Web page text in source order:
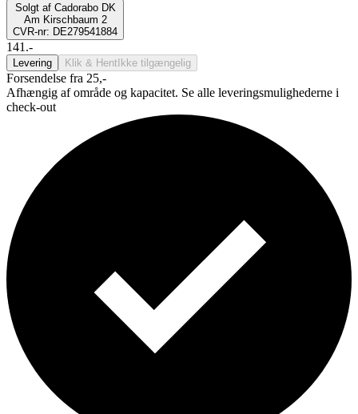
Solgt af Cadorabo DK
Am Kirschbaum 2
CVR-nr: DE279541884
141.-
Levering Klik & Hent Ikke tilgængelig
Forsendelse fra 25,-
Afhængig af område og kapacitet. Se alle leveringsmulighederne i
check-out